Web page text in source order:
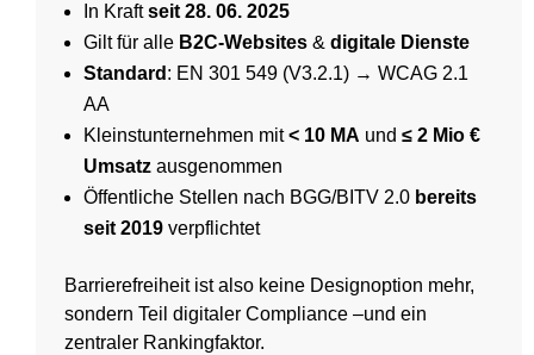
In Kraftseit 28. 06. 2025
Gilt für alle B2C-Websites & digitale Dienste
Standard : EN 301 549 (V3.2.1) → WCAG 2.1
AA
Kleinstunternehmen mit< 10 MA und ≤ 2 Mio €
Umsatz ausgenommen
Öffentliche Stellen nach BGG/BITV 2.0 bereits
seit 2019 verpflichtet
Barrierefreiheit ist also keine Designoption mehr,
sondern Teil digitaler Compliance –und ein
zentraler Rankingfaktor.